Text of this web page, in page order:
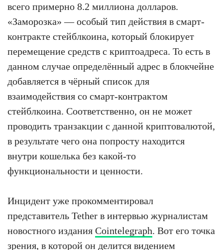
всего примерно 8.2 миллиона долларов.
«Заморозка» — особый тип действия в смарт-
контракте стейблкоина, который блокирует
перемещение средств с криптоадреса. То есть в
данном случае определённый адрес в блокчейне
добавляется в чёрный список для
взаимодействия со смарт-контрактом
стейблкоина. Соответственно, он не может
проводить транзакции с данной криптовалютой,
в результате чего она попросту находится
внутри кошелька без какой-то
функциональности и ценности.
Инцидент уже прокомментировал
представитель Tether в интервью журналистам
новостного издания Cointelegraph. Вот его точка
зрения, в которой он делится видением